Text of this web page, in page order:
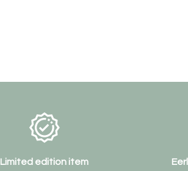
Limited edition item